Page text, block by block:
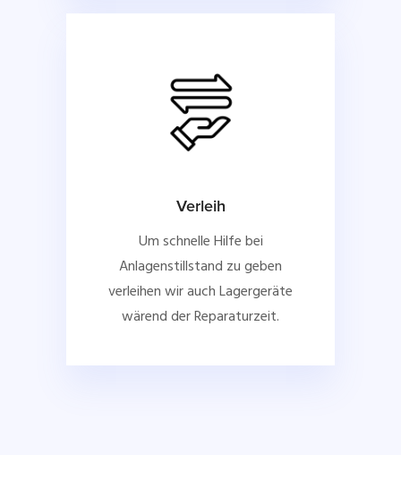
Verleih
Um schnelle Hilfe bei
Anlagenstillstand zu geben
verleihen wir auch Lagergeräte
wärend der Reparaturzeit.